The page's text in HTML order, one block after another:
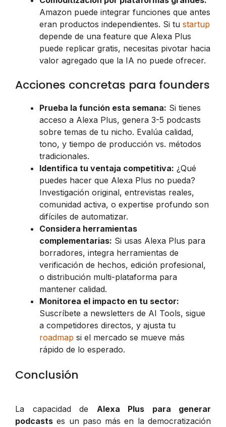
Amazon puede integrar funciones que antes
eran productos independientes. Si tu startup
depende de una feature que Alexa Plus
puede replicar gratis, necesitas pivotar hacia
valor agregado que la IA no puede ofrecer.
Acciones concretas para founders
Prueba la función esta semana: Si tienes
acceso a Alexa Plus, genera 3-5 podcasts
sobre temas de tu nicho. Evalúa calidad,
tono, y tiempo de producción vs. métodos
tradicionales.
Identifica tu ventaja competitiva: ¿Qué
puedes hacer que Alexa Plus no pueda?
Investigación original, entrevistas reales,
comunidad activa, o expertise profundo son
difíciles de automatizar.
Considera herramientas
complementarias: Si usas Alexa Plus para
borradores, integra herramientas de
verificación de hechos, edición profesional,
o distribución multi-plataforma para
mantener calidad.
Monitorea el impacto en tu sector:
Suscríbete a newsletters de AI Tools, sigue
a competidores directos, y ajusta tu
roadmap si el mercado se mueve más
rápido de lo esperado.
Conclusión
La capacidad de Alexa Plus para generar
podcasts es un paso más en la democratización